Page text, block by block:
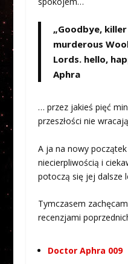
„Goodbye,
murderous
Lords. hello,
Aphra
… przez jakieś pięć
przeszłości nie
A ja na nowy
niecierpliwością i
potoczą się jej dalsze
Tymczasem
recenzjami
Doctor Aphra 009